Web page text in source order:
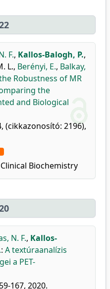
F., Kallos-Balogh, P.,
L., Berényi, E., Balkay,
Robustness of MR
the
and Biological
(cikkazonosító: 2196),
Clinical Biochemistry
N. F., Kallos-
: A textúraanalízis
a PET-
167, 2020.